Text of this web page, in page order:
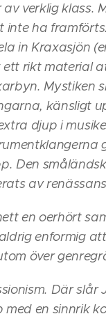
verklig klass.
ha
in Kraxasjön
rikt material
Mystiken
känsligt
djup i
Den
av
en oerhört
enformig
över
Där
en sinnrik